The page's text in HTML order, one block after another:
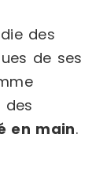
des
de ses
des
en main.